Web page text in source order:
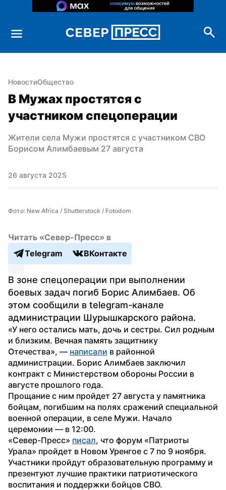
НовостиОбщество
В Мужах простятся с
участником спецоперации
Жители села Мужи простятся с участником СВО
Борисом Алимбаевым 27 августа
26 августа 2025
Фото: New Africa / Shutterstock / Fotodom
Читать «Север-Пресс» в
Telegram
ВКонтакте
В зоне спецоперации при выполнении
боевых задач погиб Борис Алимбаев. Об
этом сообщили в telegram-канале
администрации Шурышкарского района.
«У него остались мать, дочь и сестры. Сил родным
и близким. Вечная память защитнику
Отечества», — написали в районной
администрации. Борис Алимбаев заключил
контракт с Министерством обороны России в
августе прошлого года.
Прощание с ним пройдет 27 августа у памятника
бойцам, погибшим на полях сражений специальной
военной операции, в селе Мужи. Начало
церемонии — в 12:00.
«Север-Пресс» писал, что форум «Патриоты
Урала» пройдет в Новом Уренгое с 7 по 9 ноября.
Участники пройдут образовательную программу и
презентуют лучшие практики патриотического
воспитания и поддержки бойцов СВО.